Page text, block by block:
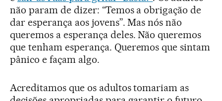
não param de dizer: “Temos a obrigação de
dar esperança aos jovens”. Mas nós não
queremos a esperança deles. Não queremos
que tenham esperança. Queremos que sintam
pânico e façam algo.
Acreditamos que os adultos tomariam as